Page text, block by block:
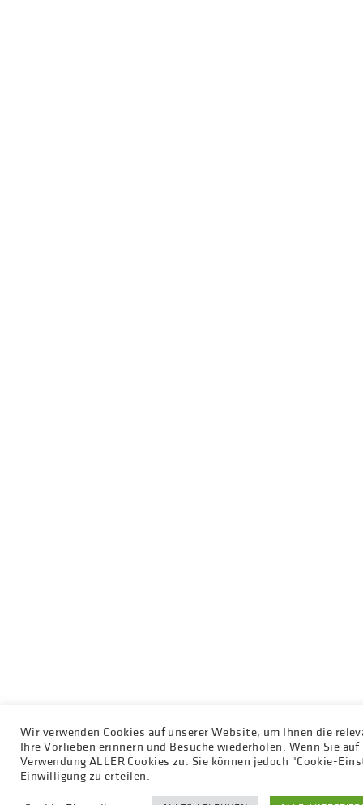
Wir verwenden Cookies auf unserer Website, um Ihnen die
Ihre Vorlieben erinnern und Besuche wiederholen. Wenn Sie
Verwendung ALLER Cookies zu. Sie können jedoch "Cookie-
Einwilligung zu erteilen.